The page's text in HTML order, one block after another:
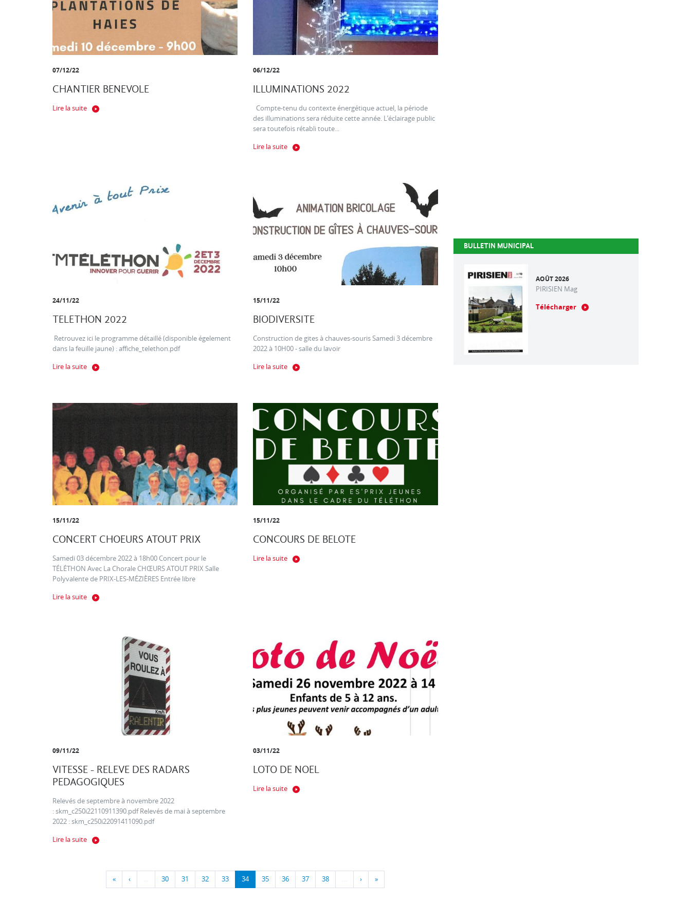
07/12/22
CHANTIER BENEVOLE
Lire la suite
06/12/22
ILLUMINATIONS 2022
Compte-tenu du contexte énergétique actuel, la période
des illuminations sera réduite cette année. L’éclairage public
sera toutefois rétabli toute...
Lire la suite
24/11/22
TELETHON 2022
Retrouvez ici le programme détaillé (disponible égelement
dans la feuille jaune) : affiche_telethon.pdf
Lire la suite
15/11/22
BIODIVERSITE
Construction de gites à chauves-souris Samedi 3 décembre
2022 à 10H00 - salle du lavoir
Lire la suite
15/11/22
CONCERT CHOEURS ATOUT PRIX
Samedi 03 décembre 2022 à 18h00 Concert pour le
TÉLÉTHON Avec La Chorale CHŒURS ATOUT PRIX Salle
Polyvalente de PRIX-LES-MÉZIÈRES Entrée libre
Lire la suite
15/11/22
CONCOURS DE BELOTE
Lire la suite
09/11/22
VITESSE - RELEVE DES RADARS
PEDAGOGIQUES
Relevés de septembre à novembre 2022
: skm_c250i22110911390.pdf Relevés de mai à septembre
2022 : skm_c250i22091411090.pdf
Lire la suite
03/11/22
LOTO DE NOEL
Lire la suite
« ‹ … 30 31 32 33 34 35 36 37 38 … › »
BULLETIN MUNICIPAL
AOÛT 2026
PIRISIEN Mag
Télécharger